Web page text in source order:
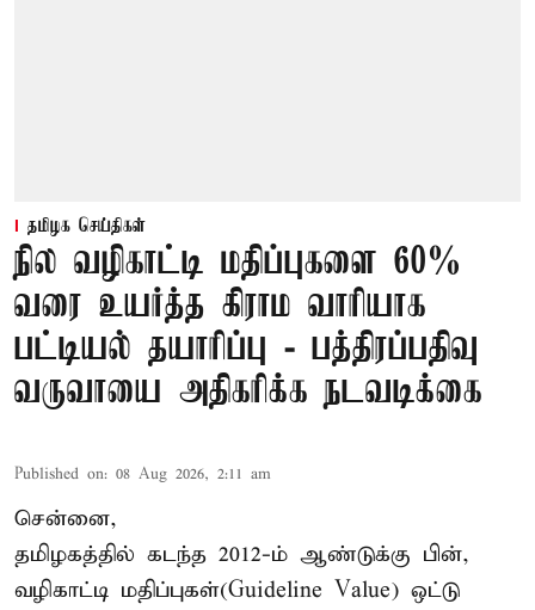
தமிழக செய்திகள்
நில வழிகாட்டி மதிப்புகளை 60%
வரை உயர்த்த கிராம வாரியாக
பட்டியல் தயாரிப்பு - பத்திரப்பதிவு
வருவாயை அதிகரிக்க நடவடிக்கை
Published on: 08 Aug 2026, 2:11 am
சென்னை,
தமிழகத்தில் கடந்த 2012-ம் ஆண்டுக்கு பின்,
வழிகாட்டி மதிப்புகள்(Guideline Value) ஒட்டு